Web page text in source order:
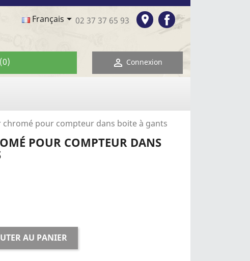
Français 02 37 37 65 93 room Facebook
(0)  Connexion
chromé pour compteur dans boite à gants
POUR COMPTEUR DANS
AU PANIER